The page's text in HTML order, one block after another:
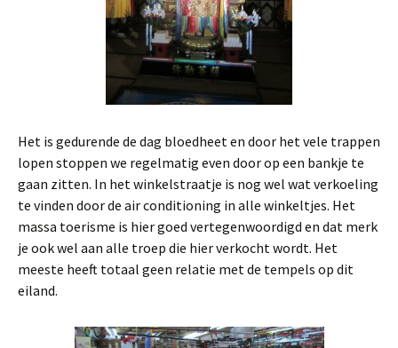
Het is gedurende de dag bloedheet en door het vele trappen
lopen stoppen we regelmatig even door op een bankje te
gaan zitten. In het winkelstraatje is nog wel wat verkoeling
te vinden door de air conditioning in alle winkeltjes. Het
massa toerisme is hier goed vertegenwoordigd en dat merk
je ook wel aan alle troep die hier verkocht wordt. Het
meeste heeft totaal geen relatie met de tempels op dit
eiland.